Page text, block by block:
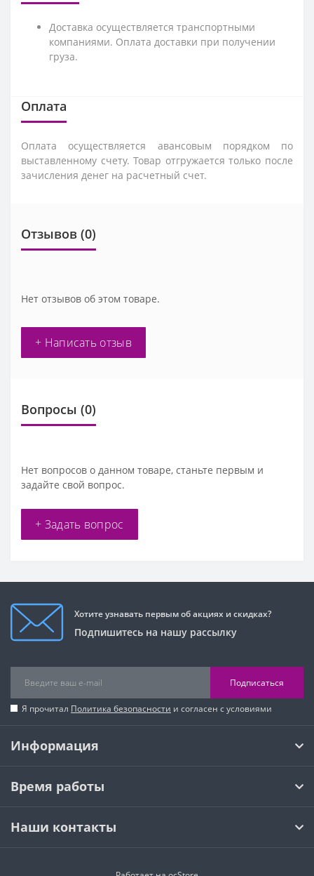
Доставка осуществляется транспортными
компаниями. Оплата доставки при получении
груза.
Оплата
Оплата осуществляется авансовым порядком по
выставленному счету. Товар отгружается только после
зачисления денег на расчетный счет.
Отзывов (0)
Нет отзывов об этом товаре.
+ Написать отзыв
Вопросы (0)
Нет вопросов о данном товаре, станьте первым и
задайте свой вопрос.
+ Задать вопрос
Хотите узнавать первым об акциях и скидках?
Подпишитесь на нашу рассылку
Подписаться
Я прочитал Политика безопасности и согласен с условиями
Информация
Время работы
Наши контакты